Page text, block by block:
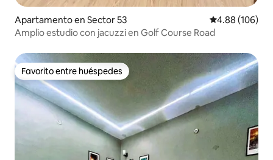
Apartamento en Sector 53 Calificación
4.88 (106)
Amplio estudio con jacuzzi en Golf Course Road
Favorito entre huéspedes
Favorito entre huéspedes